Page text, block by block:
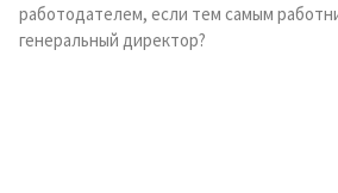
работодателем, если тем самым
генеральный директор?